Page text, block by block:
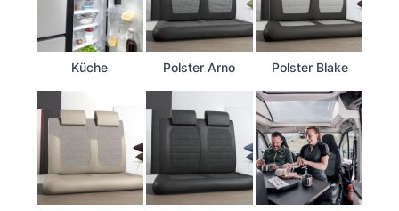
Küche Polster Arno Polster Blake